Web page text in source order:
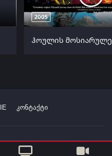
2005
კონტაქტი